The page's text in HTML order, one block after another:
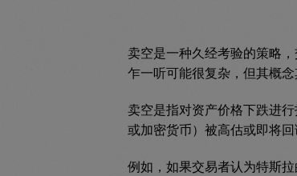
卖空是一种久经考验的策略
乍一听可能很复杂，但其概
卖空是指对资产价格下跌进
或加密货币）被高估或即将回
例如，如果交易者认为特斯